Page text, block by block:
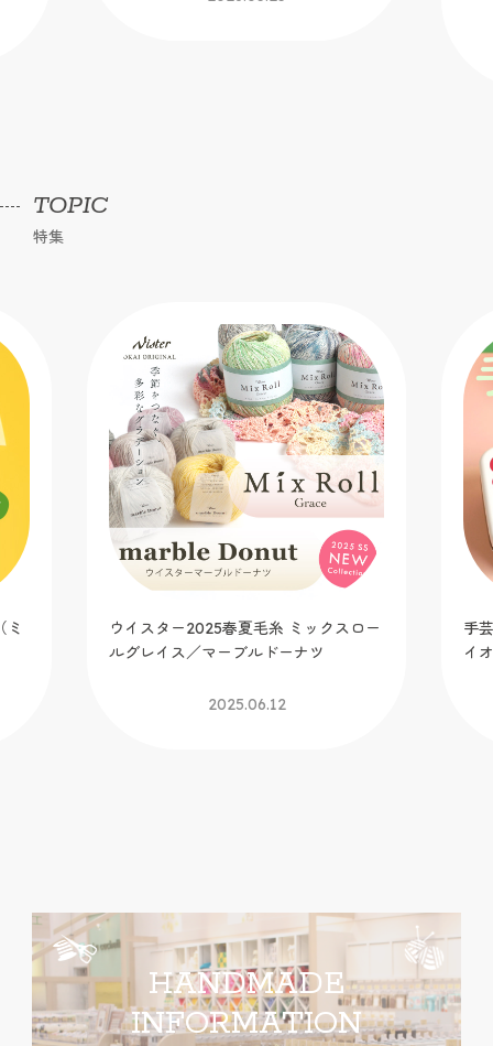
TOPIC
特集
ミ
ウイスター2025春夏毛糸 ミックスロー
ルグレイス／マーブルドーナツ
2025.06.12
手
イ
HANDMADE
INFORMATION